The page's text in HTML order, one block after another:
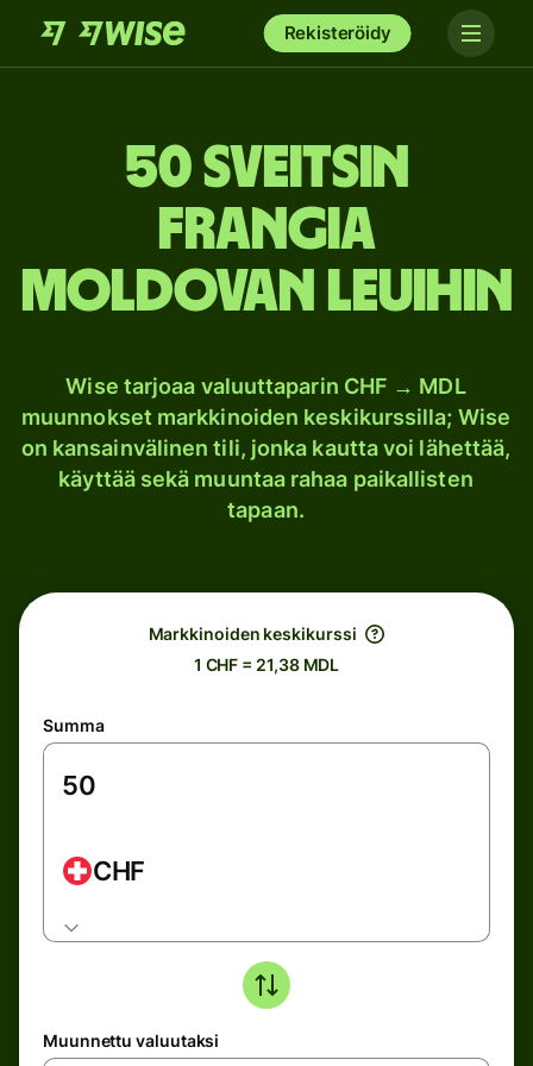
Rekisteröidy
50 Sveitsin
frangia
Moldovan leuihin
Wise tarjoaa valuuttaparin CHF → MDL
muunnokset markkinoiden keskikurssilla; Wise
on kansainvälinen tili, jonka kautta voi lähettää,
käyttää sekä muuntaa rahaa paikallisten
tapaan.
Markkinoiden keskikurssi
1 CHF = 21,38 MDL
Summa
CHF
Muunnettu valuutaksi